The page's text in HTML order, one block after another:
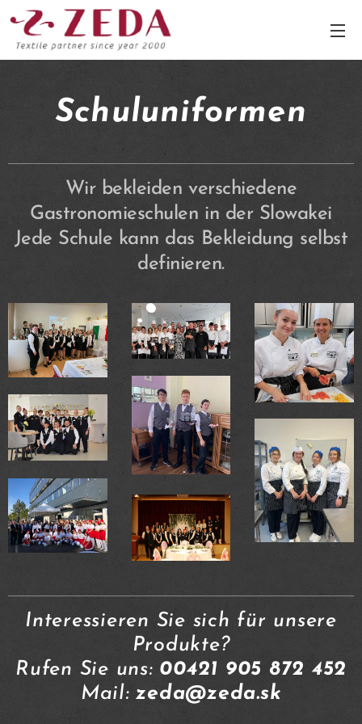
Schuluniformen
Wir bekleiden verschiedene
Gastronomieschulen in der Slowakei
Jede Schule kann das Bekleidung selbst
definieren.
Interessieren Sie sich für unsere
Produkte?
Rufen Sie uns: 00421 905 872 452
Mail:zeda@zeda.sk